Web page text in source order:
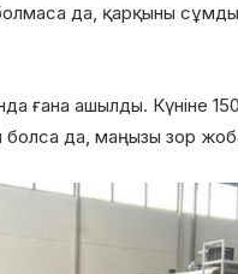
да, қарқыны
ғана ашылды. Күніне
да, маңызы зор